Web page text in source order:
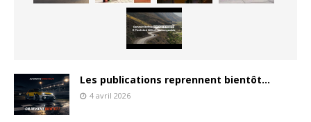
Les publications reprennent bientôt…
4 avril 2026